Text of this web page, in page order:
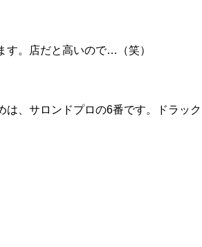
す。店だと高いので…（笑）
は、サロンドプロの6番です。ドラッ